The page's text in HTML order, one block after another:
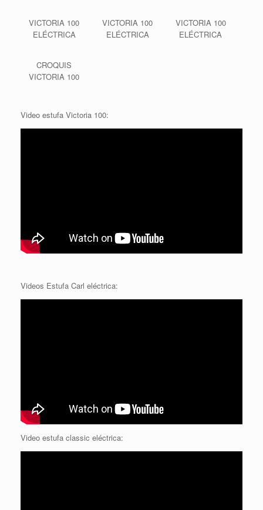
VICTORIA 100
ELÉCTRICA
VICTORIA 100
ELÉCTRICA
VICTORIA 100
ELÉCTRICA
CROQUIS
VICTORIA 100
Video estufa Victoria 100:
Videos Estufa Carl eléctrica:
Video estufa classic eléctrica: